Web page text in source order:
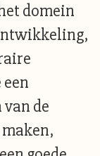
domein
de